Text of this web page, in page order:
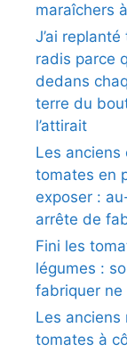
maraîchers
J’ai
radis parce
dedans
terre du
l’attirait
Les
tomates en
exposer :
arrête de
Fini les
légumes :
fabriquer ne
Les anciens
tomates à